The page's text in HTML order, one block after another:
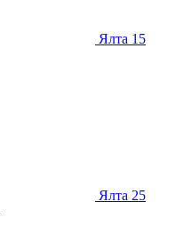
Ялта 15
Ялта 25